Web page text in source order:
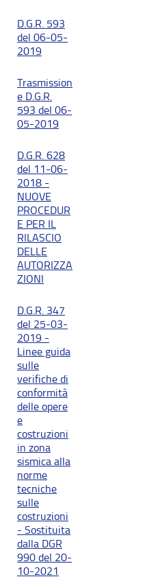
D.G.R. 593
del 06-05-
2019
Trasmission
e D.G.R.
593 del 06-
05-2019
D.G.R. 628
del 11-06-
2018 -
NUOVE
PROCEDUR
E PER IL
RILASCIO
DELLE
AUTORIZZA
ZIONI
D.G.R. 347
del 25-03-
2019 -
Linee guida
sulle
verifiche di
conformità
delle opere
e
costruzioni
in zona
sismica alla
norme
tecniche
sulle
costruzioni
- Sostituita
dalla DGR
990 del 20-
10-2021